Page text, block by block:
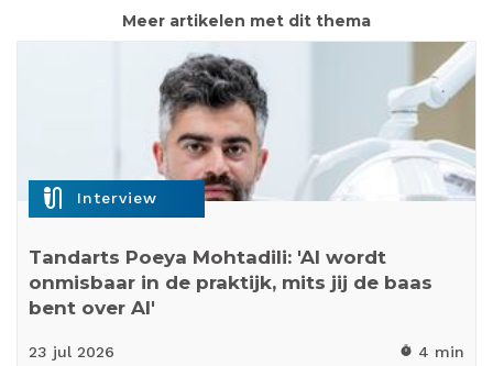
Meer artikelen met dit thema
mic_external_on Interview
Tandarts Poeya Mohtadili: 'AI wordt
onmisbaar in de praktijk, mits jij de baas
bent over AI'
23 jul 2026 timer 4 min